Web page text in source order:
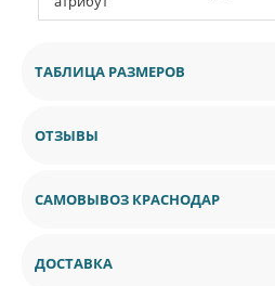
ТАБЛИЦА РАЗМЕРОВ
ОТЗЫВЫ
САМОВЫВОЗ КРАСНОДАР
ДОСТАВКА